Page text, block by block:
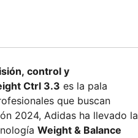
control y
Ctrl 3.3 es la pala
que buscan
2024, Adidas ha llevado la
Weight & Balance